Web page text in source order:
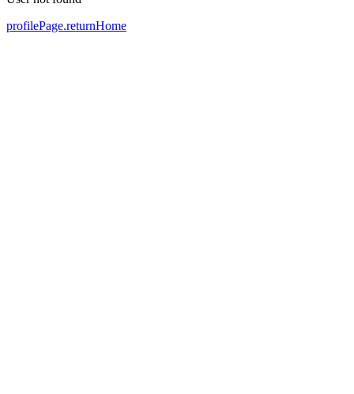
profilePage.returnHome